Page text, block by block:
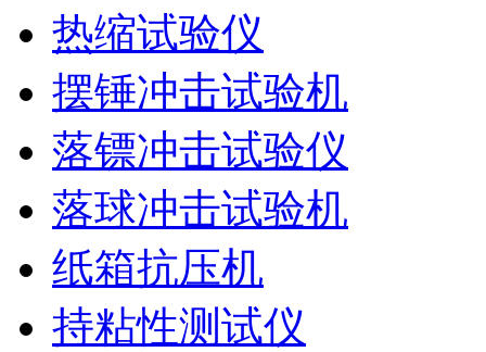
热缩试验仪
摆锤冲击试验机
落镖冲击试验仪
落球冲击试验机
纸箱抗压机
持粘性测试仪